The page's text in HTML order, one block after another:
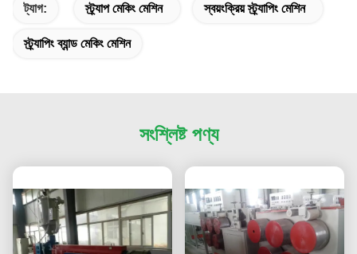
ট্যাগ: স্ট্র্যাপ মেকিং মেশিন স্বয়ংক্রিয় স্ট্র্যাপিং মেশিন
স্ট্র্যাপিং ব্যান্ড মেকিং মেশিন
সংশ্লিষ্ট পণ্য